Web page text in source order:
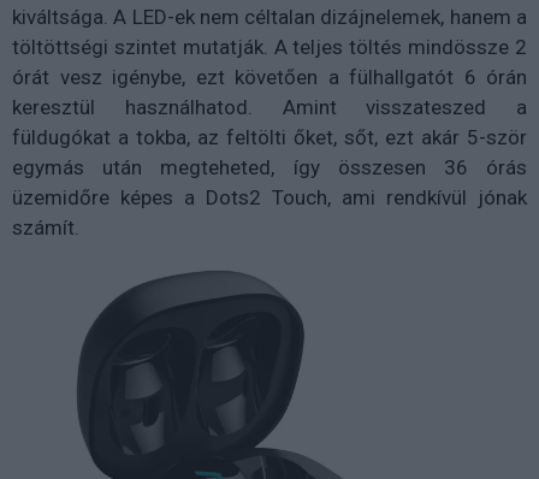
kiváltsága. A LED-ek nem céltalan dizájnelemek, hanem a
töltöttségi szintet mutatják. A teljes töltés mindössze 2
órát vesz igénybe, ezt követően a fülhallgatót 6 órán
keresztül használhatod. Amint visszateszed a
füldugókat a tokba, az feltölti őket, sőt, ezt akár 5-ször
egymás után megteheted, így összesen 36 órás
üzemidőre képes a Dots2 Touch, ami rendkívül jónak
számít.